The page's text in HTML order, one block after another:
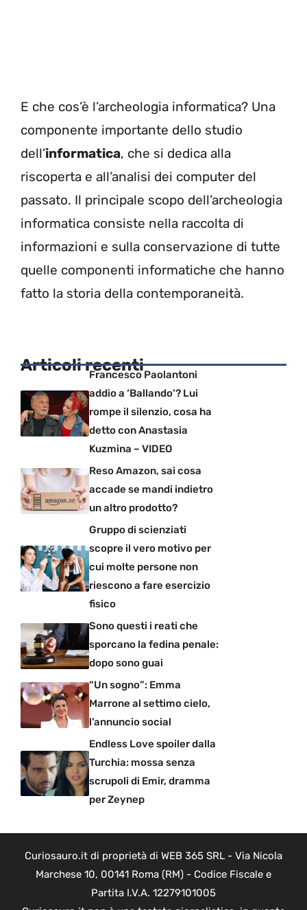
E che cos’è l’archeologia informatica? Una
componente importante dello studio
dell’informatica, che si dedica alla
riscoperta e all’analisi dei computer del
passato. Il principale scopo dell’archeologia
informatica consiste nella raccolta di
informazioni e sulla conservazione di tutte
quelle componenti informatiche che hanno
fatto la storia della contemporaneità.
Articoli recentiFrancesco Paolantoni
addio a ‘Ballando’? Lui
rompe il silenzio, cosa ha
detto con Anastasia
Kuzmina – VIDEO
Reso Amazon, sai cosa
accade se mandi indietro
un altro prodotto?
Gruppo di scienziati
scopre il vero motivo per
cui molte persone non
riescono a fare esercizio
fisico
Sono questi i reati che
sporcano la fedina penale:
dopo sono guai
“Un sogno”: Emma
Marrone al settimo cielo,
l’annuncio social
Endless Love spoiler dalla
Turchia: mossa senza
scrupoli di Emir, dramma
per Zeynep
Curiosauro.it di proprietà di WEB 365 SRL - Via Nicola
Marchese 10, 00141 Roma (RM) - Codice Fiscale e
Partita I.V.A. 12279101005